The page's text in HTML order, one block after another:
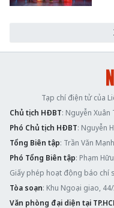
Tạp chí điện tử của
Chủ tịch HĐBT: Nguyễn Xuân
Phó Chủ tịch HĐBT: Nguyễn
Tổng Biên tập: Trần Văn Mạnh
Phó Tổng Biên tập: Phạm
Giấy phép hoạt động báo chí
Tòa soạn: Khu Ngoại giao,
Văn phòng đại diện tại